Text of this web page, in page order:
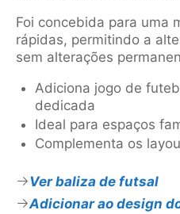
Foi concebida para uma
rápidas, permitindo a
sem alterações
Adiciona jogo de
dedicada
Ideal para espaços
Complementa os
Ver baliza de futsal
Adicionar ao design